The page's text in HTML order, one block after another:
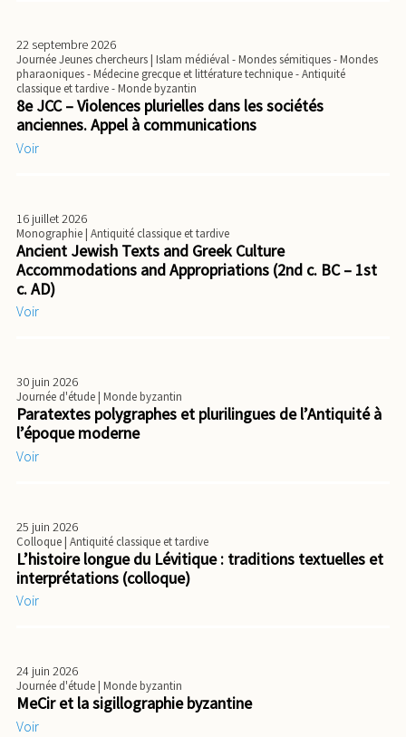
22 septembre 2026
Journée Jeunes chercheurs| Islam médiéval - Mondes sémitiques - Mondes
pharaoniques - Médecine grecque et littérature technique - Antiquité
classique et tardive - Monde byzantin
8e JCC – Violences plurielles dans les sociétés
anciennes. Appel à communications
Voir
16 juillet 2026
Monographie| Antiquité classique et tardive
Ancient Jewish Texts and Greek Culture
Accommodations and Appropriations (2nd c. BC – 1st
c. AD)
Voir
30 juin 2026
Journée d'étude| Monde byzantin
Paratextes polygraphes et plurilingues de l’Antiquité à
l’époque moderne
Voir
25 juin 2026
Colloque| Antiquité classique et tardive
L’histoire longue du Lévitique : traditions textuelles et
interprétations (colloque)
Voir
24 juin 2026
Journée d'étude| Monde byzantin
MeCir et la sigillographie byzantine
Voir